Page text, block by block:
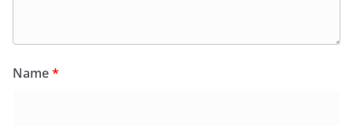
Name*